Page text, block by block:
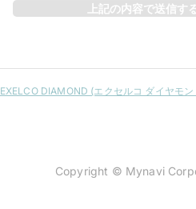
上記の内容で送信す
EXELCO DIAMOND (エクセルコ ダイヤモン
Copyright © Mynavi